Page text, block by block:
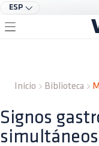
ESP
Inicio Biblioteca
Signos